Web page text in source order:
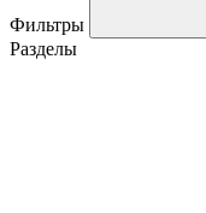
Фильтры
Разделы